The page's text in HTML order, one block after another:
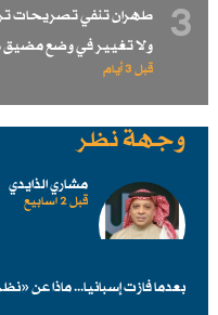
3
طهران تنفي تصريحات
ولا تغيير في وضع مضيق
قبل 3 أيام
وجهة نظر
مشاري الذايدي
قبل 2 اسابیع
بعدما فازت إسبانيا... ماذا عن